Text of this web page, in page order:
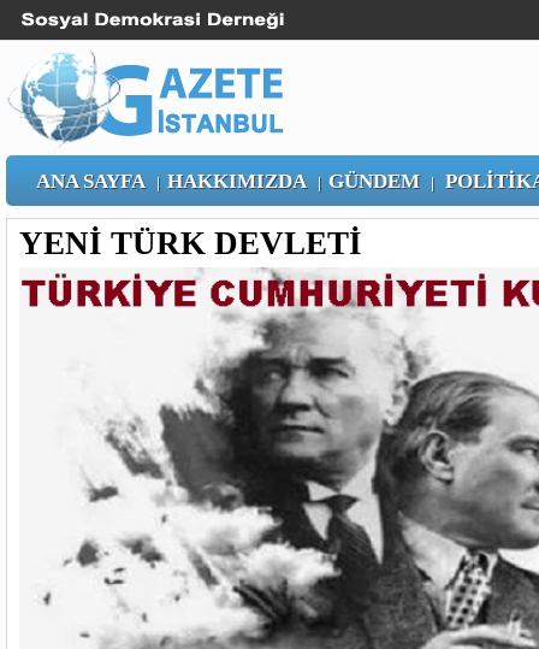
ANA SAYFA | HAKKIMIZDA | GÜNDEM|
YENİ TÜRK DEVLETİ